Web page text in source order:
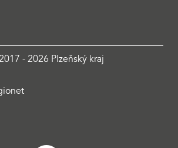
- 2026 Plzeňský kraj